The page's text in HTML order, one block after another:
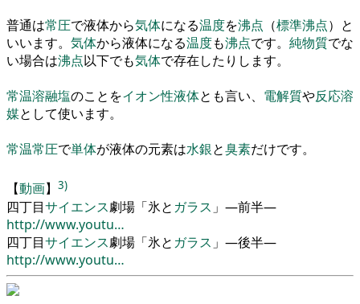
普通は常圧で液体から気体になる温度を沸点 （標準沸点） と
いいます。 気体から液体になる温度も沸点です。 純物質でな
い場合は沸点以下でも気体で存在したりします。
常温溶融塩のこと をイオン性液体とも言い、 電解質や反応溶
媒として使います。
常温常圧で単体が液体の元素は水銀と臭素だけです。
【動画】 3)
四丁目サイエンス劇場 「氷と ガラス 」 ―前半―
http://www.youtu…
四丁目サイエンス劇場 「氷と ガラス 」 ―後半―
http://www.youtu…